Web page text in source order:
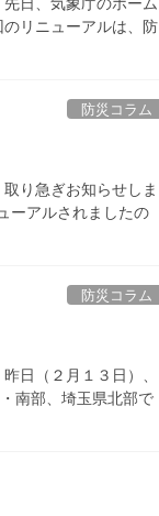
リニューアルは、防
防災コラム
り急ぎお知らせしま
ーアルされましたの
防災コラム
日（２月１３日）、
南部、埼玉県北部で